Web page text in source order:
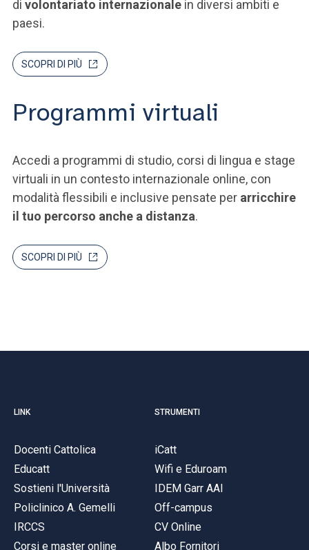
di volontariato internazionale in diversi ambiti e
paesi.
SCOPRI DI PIÙ
Programmi virtuali
Accedi a programmi di studio, corsi di lingua e stage
virtuali in un contesto internazionale online, con
modalità flessibili e inclusive pensate per arricchire
il tuo percorso anche a distanza.
SCOPRI DI PIÙ
LINK
Docenti Cattolica
Educatt
Sostieni l'Università
Policlinico A. Gemelli
IRCCS
Corsi e master online
STRUMENTI
iCatt
Wifi e Eduroam
IDEM Garr AAI
Off-campus
CV Online
Albo Fornitori